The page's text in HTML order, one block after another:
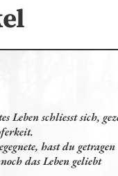
Leben schliesst sich,
hast du getragen
das Leben geliebt